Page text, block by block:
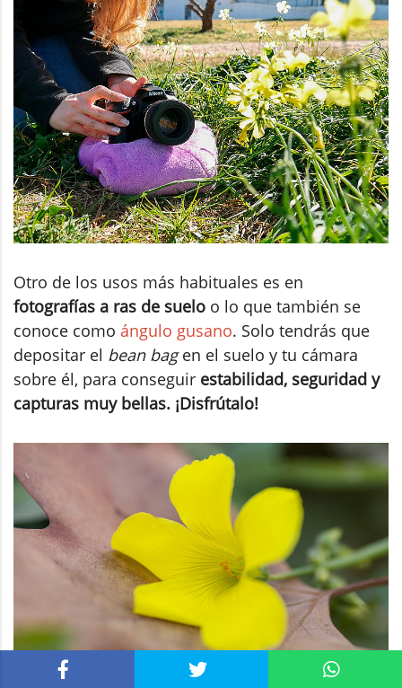
Otro de los usos más habituales es en
fotografías a ras de suelo o lo que también se
conoce como ángulo gusano. Solo tendrás que
depositar el bean bagen el suelo y tu cámara
sobre él, para conseguir estabilidad, seguridad y
capturas muy bellas. ¡Disfrútalo!